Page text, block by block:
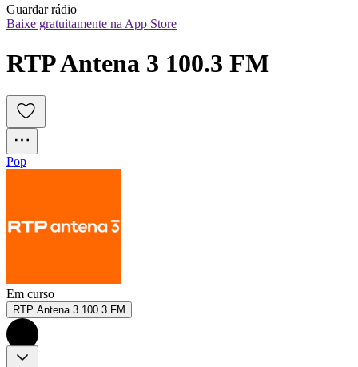
Guardar rádio
Baixe gratuitamente na App Store
RTP Antena 3 100.3 FM
Pop
Em curso
RTP Antena 3 100.3 FM